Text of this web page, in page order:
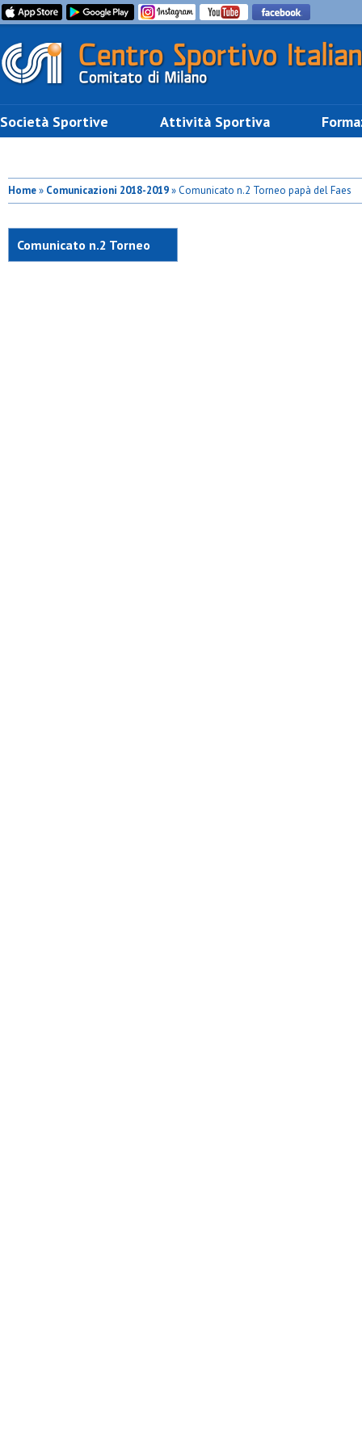
Società Sportive Attività Sportiva
Home» Comunicazioni 2018-2019» Comunicato n.2 Torneo papà del Faes
Comunicato n.2 Torneo